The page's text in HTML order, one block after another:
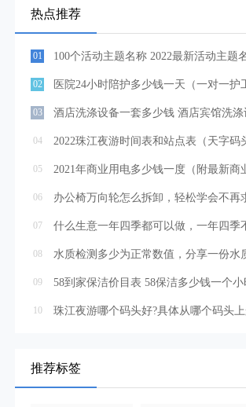
热点推荐
01 100个活动主题名称 2022最新活动主题
02
03 酒店洗涤设备一套多少钱 酒店宾馆洗
04 2022珠江夜游时间表和站点表（天字码
05
06 办公椅万向轮怎么拆卸，轻松学会不再
07
08 水质检测多少为正常数值，分享一份水
09 58到家保洁价目表 58保洁多少钱一个小
10 珠江夜游哪个码头好?具体从哪个码头
推荐标签